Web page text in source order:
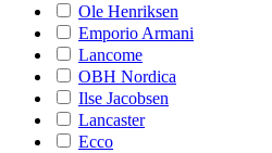
Ole Henriksen
Emporio Armani
Lancome
OBH Nordica
Ilse Jacobsen
Lancaster
Ecco